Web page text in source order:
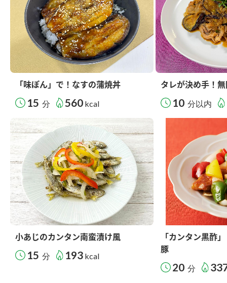
「味ぽん」で！なすの蒲焼丼
15 分 560 kcal
タレが決め手！
10 分以内
小あじのカンタン南蛮漬け風
15 分 193 kcal
「カンタン黒酢
豚
20 分